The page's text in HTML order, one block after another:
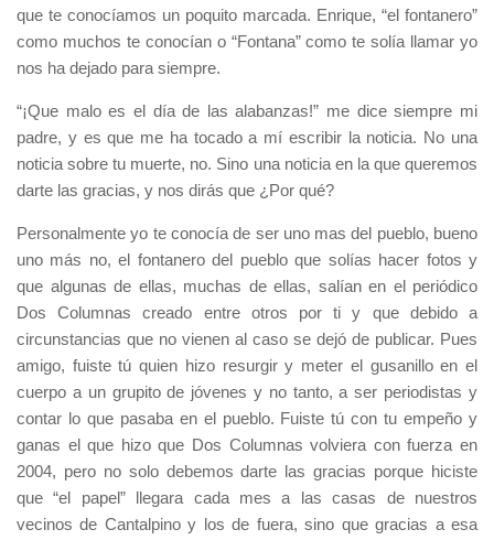
que te conocíamos un poquito marcada. Enrique, “el fontanero”
como muchos te conocían o “Fontana” como te solía llamar yo
nos ha dejado para siempre.
“¡Que malo es el día de las alabanzas!” me dice siempre mi
padre, y es que me ha tocado a mí escribir la noticia. No una
noticia sobre tu muerte, no. Sino una noticia en la que queremos
darte las gracias, y nos dirás que ¿Por qué?
Personalmente yo te conocía de ser uno mas del pueblo, bueno
uno más no, el fontanero del pueblo que solías hacer fotos y
que algunas de ellas, muchas de ellas, salían en el periódico
Dos Columnas creado entre otros por ti y que debido a
circunstancias que no vienen al caso se dejó de publicar. Pues
amigo, fuiste tú quien hizo resurgir y meter el gusanillo en el
cuerpo a un grupito de jóvenes y no tanto, a ser periodistas y
contar lo que pasaba en el pueblo. Fuiste tú con tu empeño y
ganas el que hizo que Dos Columnas volviera con fuerza en
2004, pero no solo debemos darte las gracias porque hiciste
que “el papel” llegara cada mes a las casas de nuestros
vecinos de Cantalpino y los de fuera, sino que gracias a esa